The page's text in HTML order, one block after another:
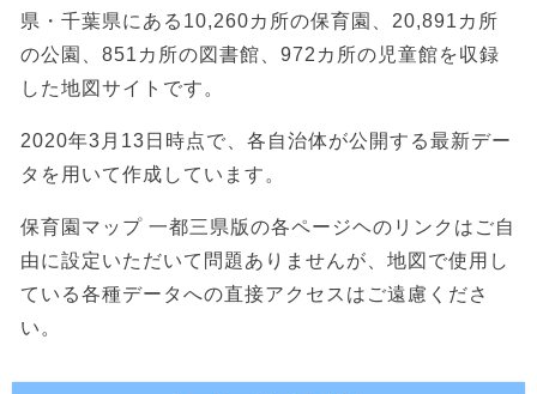
県・千葉県にある10,260カ所の保育園、20,891カ所
の公園、851カ所の図書館、972カ所の児童館を収録
した地図サイトです。
2020年3月13日時点で、各自治体が公開する最新デー
タを用いて作成しています。
保育園マップ 一都三県版の各ページヘのリンクはご自
由に設定いただいて問題ありませんが、地図で使用し
ている各種データへの直接アクセスはご遠慮くださ
い。